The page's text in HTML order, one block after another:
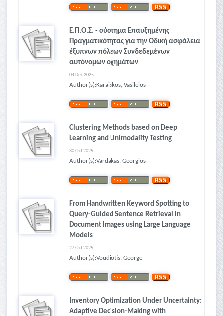
Ε.Π.Ο.Σ. - σύστημα Επαυξημένης
Πραγματικότητας για την Οδική ασφάλεια
έξυπνων πόλεων Συνδεδεμένων
αυτόνομων οχημάτων
04 Dec 2025
Author(s):Karaiskos, Vasileios
Clustering Methods based on Deep
Learning and Unimodality Testing
30 Oct 2025
Author(s):Vardakas, Georgios
From Handwritten Keyword Spotting to
Query-Guided Sentence Retrieval in
Document Images using Large Language
Models
27 Oct 2025
Author(s):Voudiotis, George
Inventory Optimization Under Uncertainty:
Adaptive Decision-Making with